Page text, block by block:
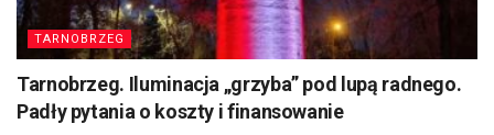
TARNOBRZEG
Tarnobrzeg. Iluminacja „grzyba” pod lupą radnego.
Padły pytania o koszty i finansowanie